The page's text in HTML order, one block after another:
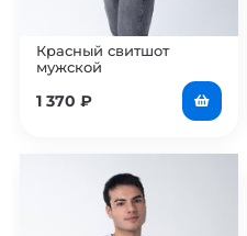
Красный свитшот
мужской
1 370 ₽